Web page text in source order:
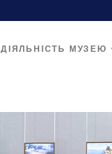
ДІЯЛЬНІСТЬ МУЗЕЮ